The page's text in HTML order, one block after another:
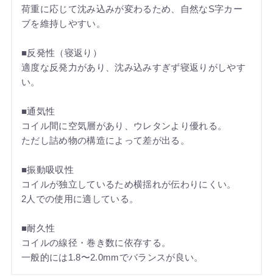
荷重に応じて沈み込みが変わるため、自然なS字カー
ブを維持しやすい。
■反発性（寝返り）
適度な反発力があり、沈み込みすぎず寝返りがしやす
い。
■通気性
コイル間に空気層があり、ウレタンより優れる。
ただし詰め物の構造によって差が出る。
■振動吸収性
コイルが独立しているため横揺れが伝わりにくい。
2人での使用に適している。
■耐久性
コイルの線径・巻き数に依存する。
一般的には1.8〜2.0mmでバランスが良い。